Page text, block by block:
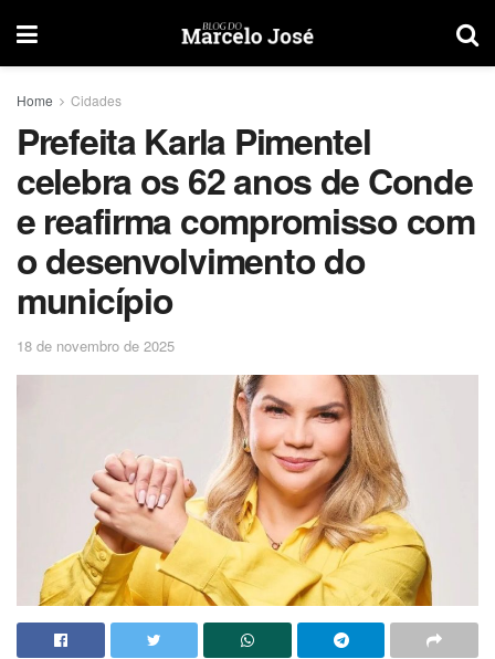
Home Cidades
Prefeita Karla Pimentel
celebra os 62 anos de Conde
e reafirma compromisso com
o desenvolvimento do
município
18 de novembro de 2025